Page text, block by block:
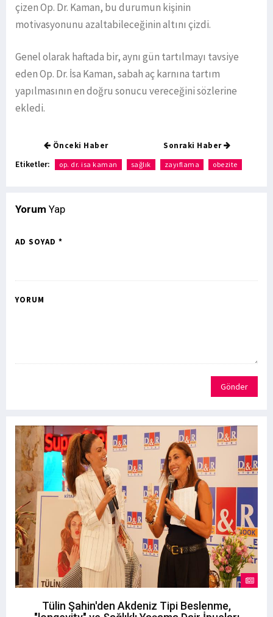
çizen Op. Dr. Kaman, bu durumun kişinin
motivasyonunu azaltabileceğinin altını çizdi.
Genel olarak haftada bir, aynı gün tartılmayı tavsiye
eden Op. Dr. İsa Kaman, sabah aç karnına tartım
yapılmasının en doğru sonucu vereceğini sözlerine
ekledi.
Önceki Haber Sonraki Haber
Etiketler: op. dr. isa kaman sağlık zayıflama obezite
Yorum Yap
AD SOYAD *
YORUM
Gönder
Tülin Şahin'den Akdeniz Tipi Beslenme,